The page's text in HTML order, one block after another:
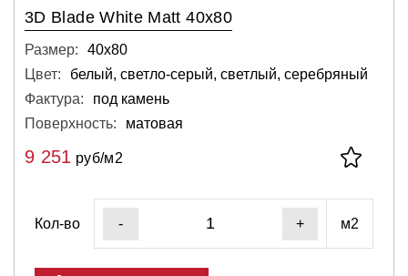
3D Blade White Matt 40x80
Размер:
40х80
Цвет:
белый, светло-серый, светлый, серебряный
Фактура:
под камень
Поверхность:
матовая
9 251 руб/м2
Кол-во - + м2